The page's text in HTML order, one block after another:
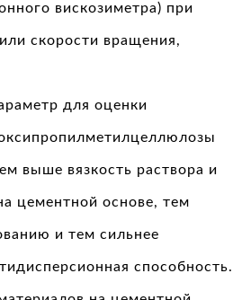
вискозиметра) при
скорости вращения,
для оценки
выше вязкость раствора и
цементной основе, тем
и тем сильнее
способность.